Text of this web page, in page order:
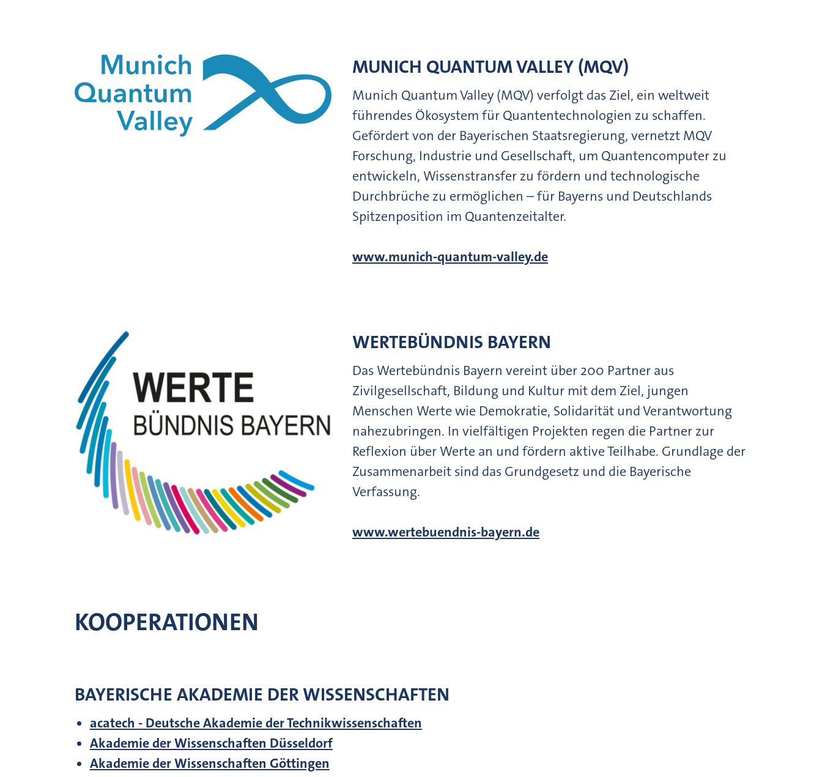
MUNICH QUANTUM VALLEY (MQV)
Munich Quantum Valley (MQV) verfolgt das Ziel, ein weltweit
führendes Ökosystem für Quantentechnologien zu schaffen.
Gefördert von der Bayerischen Staatsregierung, vernetzt MQV
Forschung, Industrie und Gesellschaft, um Quantencomputer zu
entwickeln, Wissenstransfer zu fördern und technologische
Durchbrüche zu ermöglichen – für Bayerns und Deutschlands
Spitzenposition im Quantenzeitalter.
www.munich-quantum-valley.de
WERTEBÜNDNIS BAYERN
Das Wertebündnis Bayern vereint über 200 Partner aus
Zivilgesellschaft, Bildung und Kultur mit dem Ziel, jungen
Menschen Werte wie Demokratie, Solidarität und Verantwortung
nahezubringen. In vielfältigen Projekten regen die Partner zur
Reflexion über Werte an und fördern aktive Teilhabe. Grundlage der
Zusammenarbeit sind das Grundgesetz und die Bayerische
Verfassung.
www.wertebuendnis-bayern.de
KOOPERATIONEN
BAYERISCHE AKADEMIE DER WISSENSCHAFTEN
acatech - Deutsche Akademie der Technikwissenschaften
Akademie der Wissenschaften Düsseldorf
Akademie der Wissenschaften Göttingen